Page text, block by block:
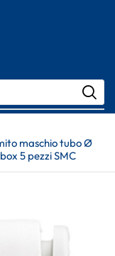
maschio tubo Ø
5 pezzi SMC